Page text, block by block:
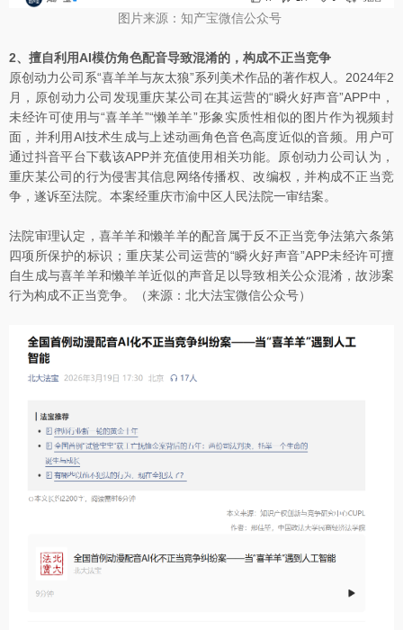
图片来源：知产宝微信公众号
2、擅自利用AI模仿角色配音导致混淆的，构成不正当竞争
原创动力公司系“喜羊羊与灰太狼”系列美术作品的著作权人。2024年2
月，原创动力公司发现重庆某公司在其运营的“瞬火好声音”APP中，
未经许可使用与“喜羊羊”“懒羊羊”形象实质性相似的图片作为视频封
面，并利用AI技术生成与上述动画角色音色高度近似的音频。用户可
通过抖音平台下载该APP并充值使用相关功能。原创动力公司认为，
重庆某公司的行为侵害其信息网络传播权、改编权，并构成不正当竞
争，遂诉至法院。本案经重庆市渝中区人民法院一审结案。
法院审理认定，喜羊羊和懒羊羊的配音属于反不正当竞争法第六条第
四项所保护的标识；重庆某公司运营的“瞬火好声音”APP未经许可擅
自生成与喜羊羊和懒羊羊近似的声音足以导致相关公众混淆，故涉案
行为构成不正当竞争。（来源：北大法宝微信公众号）